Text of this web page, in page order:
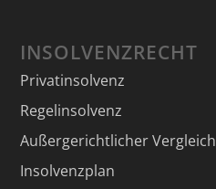
INSOLVENZRECHT
Privatinsolvenz
Regelinsolvenz
Außergerichtlicher Vergleich
Insolvenzplan